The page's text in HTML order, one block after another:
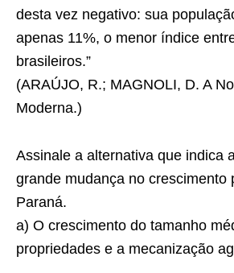
desta vez negativo: sua
apenas 11%, o menor índice
brasileiros.”
(ARAÚJO, R.; MAGNOLI, D. A
Moderna.)
Assinale a alternativa que indica
grande mudança no crescimento
Paraná.
a) O crescimento do tamanho
propriedades e a mecanização